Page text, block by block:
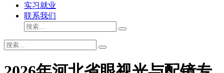
实习就业
联系我们